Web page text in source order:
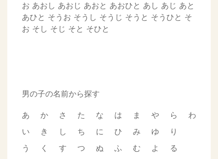
お あおし あおじ あおと あおひと あし あじ あと
あひと そうお そうし そうじ そうと そうひと そ
お そし そじ そと そひと
男の子の名前から探す
あ
い
う
か
き
く
さ
し
す
た
ち
つ
な
に
ぬ
は
ひ
ふ
ま
み
む
や
ゆ
よ
ら
り
る
わ